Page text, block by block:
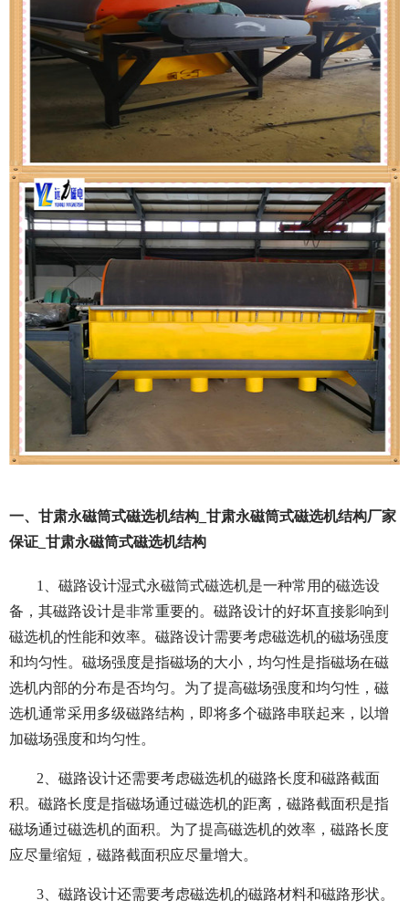
一、甘肃永磁筒式磁选机结构_甘肃永磁筒式磁选机结构厂家
保证_甘肃永磁筒式磁选机结构
1、磁路设计湿式永磁筒式磁选机是一种常用的磁选设
备，其磁路设计是非常重要的。磁路设计的好坏直接影响到
磁选机的性能和效率。磁路设计需要考虑磁选机的磁场强度
和均匀性。磁场强度是指磁场的大小，均匀性是指磁场在磁
选机内部的分布是否均匀。为了提高磁场强度和均匀性，磁
选机通常采用多级磁路结构，即将多个磁路串联起来，以增
加磁场强度和均匀性。
2、磁路设计还需要考虑磁选机的磁路长度和磁路截面
积。磁路长度是指磁场通过磁选机的距离，磁路截面积是指
磁场通过磁选机的面积。为了提高磁选机的效率，磁路长度
应尽量缩短，磁路截面积应尽量增大。
3、磁路设计还需要考虑磁选机的磁路材料和磁路形状。